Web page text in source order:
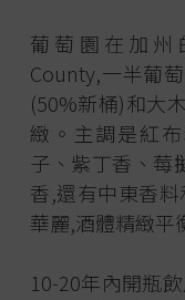
葡萄園在加州
County,一半葡
(50%新桶)和大
緻。主調是紅
子、紫丁香、莓
香,還有中東香
華麗,酒體精緻平
10-20年內開瓶